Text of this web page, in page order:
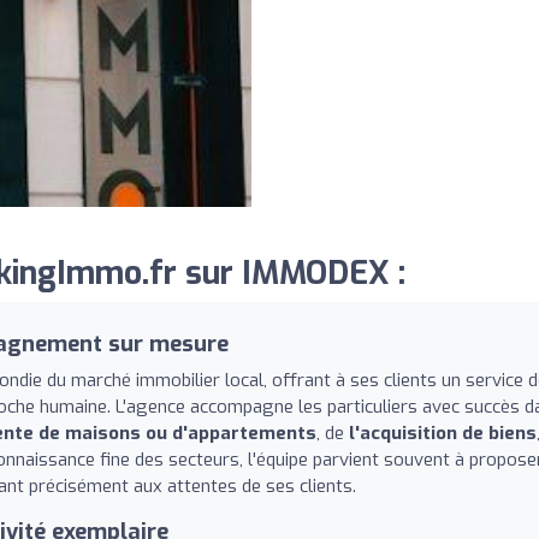
sur IMMODEX :
sur mesure
du marché immobilier local, offrant à ses clients un service
humaine. L'agence accompagne les particuliers avec succès
de maisons ou d'appartements, de l'acquisition de biens
fine des secteurs, l'équipe parvient souvent à
précisément aux attentes de ses clients.
exemplaire